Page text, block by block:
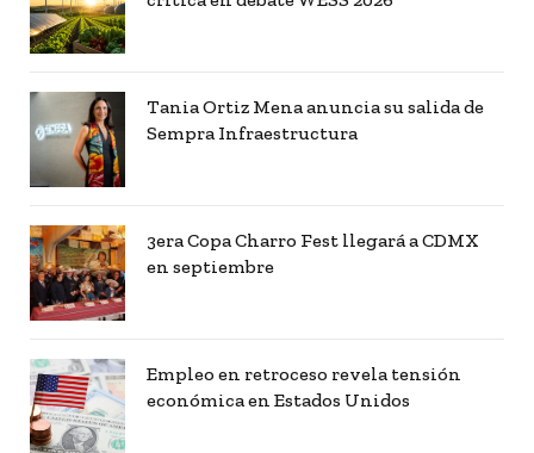
Tania Ortiz Mena anuncia su salida de
Sempra Infraestructura
3era Copa Charro Fest llegará a CDMX
en septiembre
Empleo en retroceso revela tensión
económica en Estados Unidos